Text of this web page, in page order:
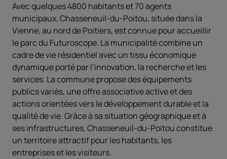
Avec quelques 4800 habitants et 70 agents
municipaux, Chasseneuil-du-Poitou, située dans la
Vienne, au nord de Poitiers, est connue pour accueillir
le parc du Futuroscope. La municipalité combine un
cadre de vie résidentiel avec un tissu économique
dynamique porté par l’innovation, la recherche et les
services. La commune propose des équipements
publics variés, une offre associative active et des
actions orientées vers le développement durable et la
qualité de vie. Grâce à sa situation géographique et à
ses infrastructures, Chasseneuil-du-Poitou constitue
un territoire attractif pour les habitants, les
entreprises et les visiteurs.